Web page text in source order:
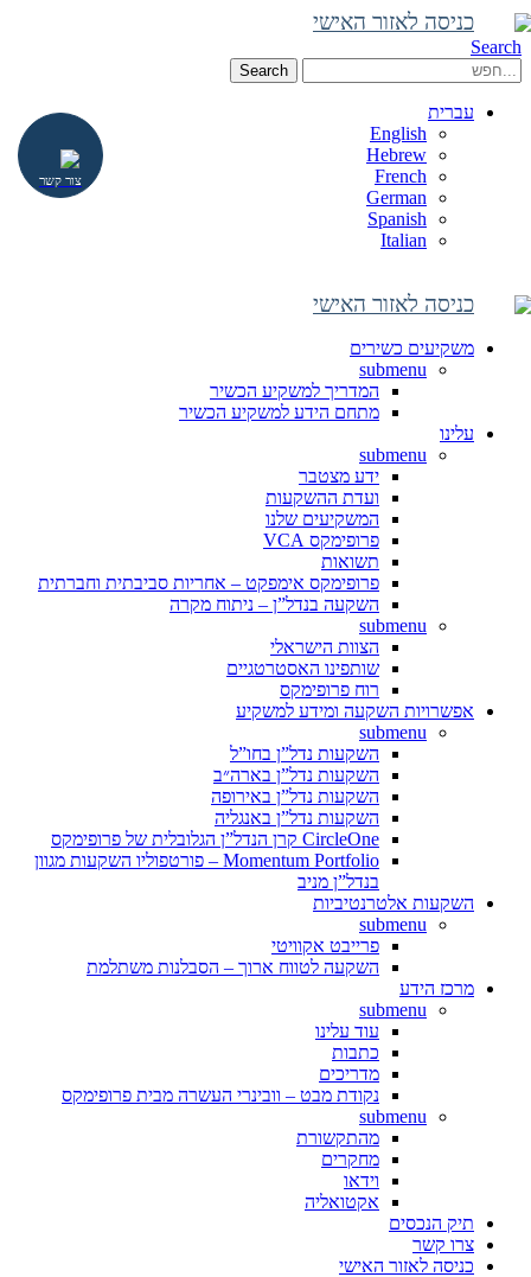
כניסה לאזור האישי
Search
Search
עברית
English
Hebrew
French
German
Spanish
Italian
כניסה לאזור האישי
משקיעים כשירים
submenu
המדריך למשקיע הכשיר
מתחם הידע למשקיע הכשיר
עלינו
submenu
ידע מצטבר
ועדת ההשקעות
המשקיעים שלנו
פרופימקס VCA
תשואות
פרופימקס אימפקט – אחריות סביבתית וחברתית
השקעה בנדל”ן – ניתוח מקרה
submenu
הצוות הישראלי
שותפינו האסטרטגיים
רוח פרופימקס
אפשרויות השקעה ומידע למשקיע
submenu
השקעות נדל”ן בחו”ל
השקעות נדל”ן בארה״ב
השקעות נדל”ן באירופה
השקעות נדל”ן באנגליה
CircleOne קרן הנדל”ן הגלובלית של פרופימקס
Momentum Portfolio – פורטפוליו השקעות מגוון
בנדל”ן מניב
השקעות אלטרנטיביות
submenu
פרייבט אקוויטי
השקעה לטווח ארוך – הסבלנות משתלמת
מרכז הידע
submenu
עוד עלינו
כתבות
מדריכים
נקודת מבט – וובינרי העשרה מבית פרופימקס
submenu
מהתקשורת
מחקרים
וידאו
אקטואליה
תיק הנכסים
צרו קשר
כניסה לאזור האישי
צור קשר